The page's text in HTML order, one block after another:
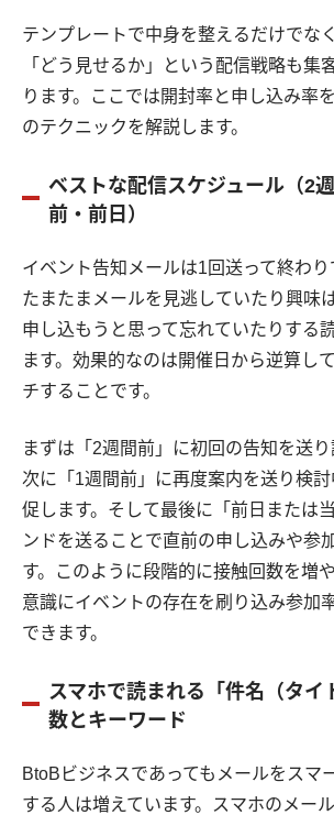
テンプレートで中身を整えるだけでな
「どう見せるか」という配信戦略も集
ります。ここでは開封率と申し込み率
のテクニックを解説します。
ベストな配信スケジュール（2
前・前日）
イベント告知メールは1回送って終わり
たまたまメールを見逃していたり興味
申し込もうと思って忘れていたりする
ます。効果的なのは開催日から逆算し
チすることです。
まずは「2週間前」に初回の告知を送り
次に「1週間前」に再度案内を送り検
促します。そして最後に「前日または
ンドを送ることで直前の申し込みや参
す。このように段階的に接触回数を増
意識にイベントの存在を刷り込み参加
できます。
スマホで読まれる「件名（タイ
数とキーワード
BtoBビジネスであってもメールをスマ
する人は増えています。スマホのメー